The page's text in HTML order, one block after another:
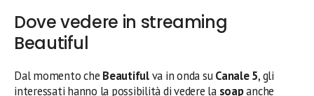
Dove vedere in streaming
Beautiful
Dal momento che Beautifulva in onda suCanale 5, gli
interessati hanno la possibilità di vedere la soapanche